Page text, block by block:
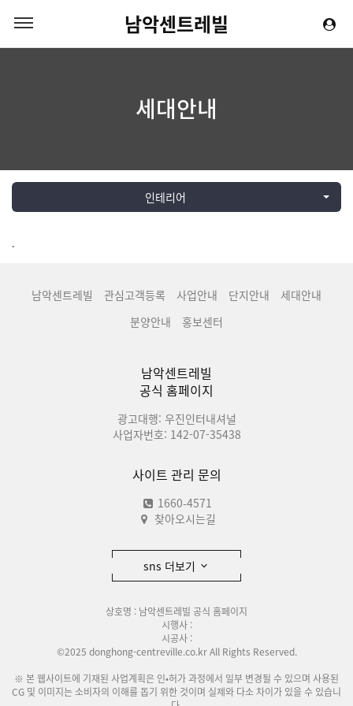
남악센트레빌
세대안내
인테리어
.
남악센트레빌 관심고객등록 사업안내 단지안내
세대안내
분양안내
홍보센터
남악센트레빌
공식 홈페이지
광고대행: 우진인터내셔널
사업자번호: 142-07-35438
사이트 관리 문의
1660-4571
찾아오시는길
sns 더보기
상호명 : 남악센트레빌 공식 홈페이지
시행사 :
시공사 :
©2025 donghong-centreville.co.kr All Rights Reserved.
※ 본 웹사이트에 기재된 사업계획은 인•허가 과정에서 일부 변경될 수 있으며 사용된
CG 및 이미지는 소비자의 이해를 돕기 위한 것이며 실제와 다소 차이가 있을 수 있습니